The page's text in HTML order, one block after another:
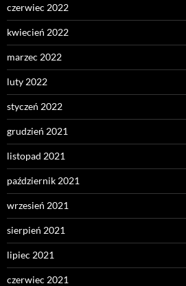
czerwiec 2022
kwiecień 2022
marzec 2022
luty 2022
styczeń 2022
grudzień 2021
listopad 2021
październik 2021
wrzesień 2021
sierpień 2021
lipiec 2021
czerwiec 2021